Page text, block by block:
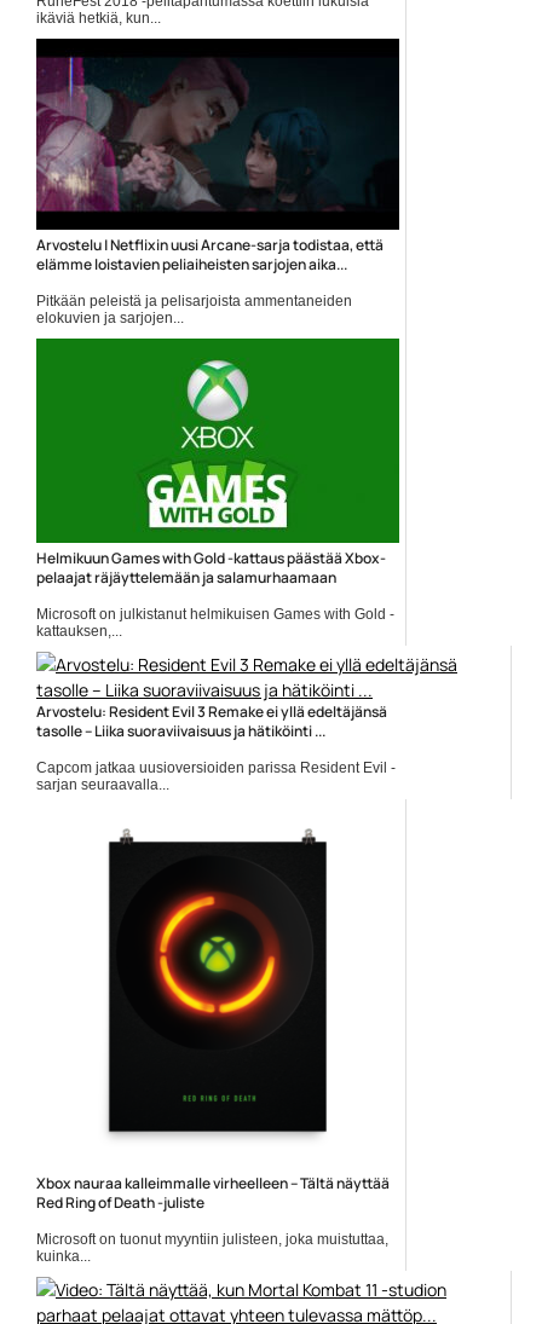
ikäviä hetkiä, kun...
Jagex
Arvostelu | Netflixin uusi Arcane-sarja todistaa, että
elämme loistavien peliaiheisten sarjojen aika...
Pitkään peleistä ja pelisarjoista ammentaneiden
elokuvien ja sarjojen...
arcane
Helmikuun Games with Gold -kattaus päästää Xbox-
pelaajat räjäyttelemään ja salamurhaamaan
Microsoft on julkistanut helmikuisen Games with Gold -
kattauksen,...
Games With Gold
Arvostelu: Resident Evil 3 Remake ei yllä edeltäjänsä
tasolle – Liika suoraviivaisuus ja hätiköinti ...
Capcom jatkaa uusioversioiden parissa Resident Evil -
sarjan seuraavalla...
Xbox nauraa kalleimmalle virheelleen – Tältä näyttää
Red Ring of Death -juliste
Microsoft on tuonut myyntiin julisteen, joka muistuttaa,
kuinka...
Microsoft